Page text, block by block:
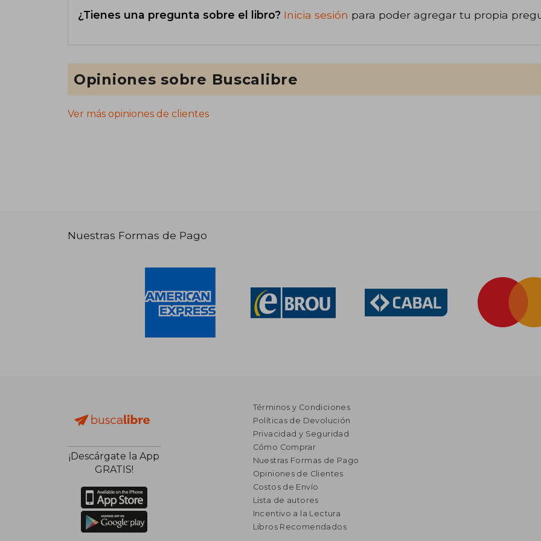
¿Tienes una pregunta sobre el libro? Inicia sesión para poder agregar tu propia
Opiniones sobre Buscalibre
Ver más opiniones de clientes
Nuestras Formas de Pago
¡Descárgate la App
GRATIS!
Términos y Condiciones
Políticas de Devolución
Privacidad y Seguridad
Cómo Comprar
Nuestras Formas de Pago
Opiniones de Clientes
Costos de Envío
Lista de autores
Incentivo a la Lectura
Libros Recomendados